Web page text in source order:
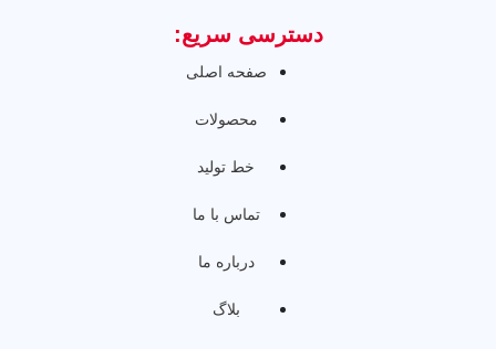
دسترسی سریع:
صفحه اصلی
محصولات
خط تولید
تماس با ما
درباره ما
بلاگ